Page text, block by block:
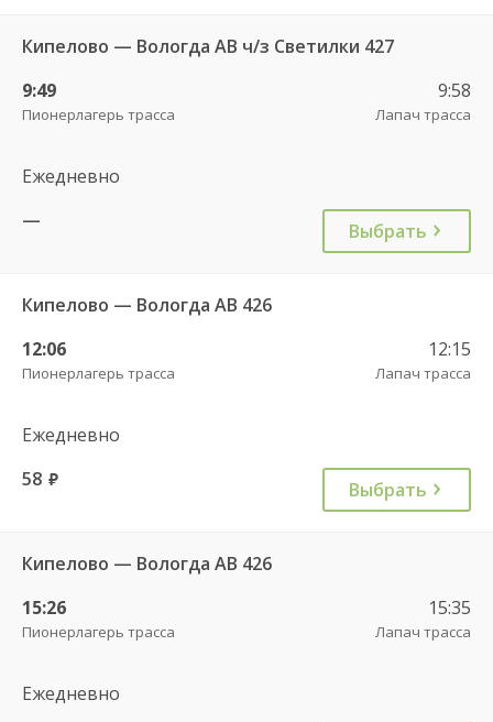
Кипелово — Вологда АВ ч/з Светилки 427
9:49
Пионерлагерь трасса
9:58
Лапач трасса
Ежедневно
—
Выбрать
Кипелово — Вологда АВ 426
12:06
Пионерлагерь трасса
12:15
Лапач трасса
Ежедневно
58 руб. Выбрать
Кипелово — Вологда АВ 426
15:26
Пионерлагерь трасса
15:35
Лапач трасса
Ежедневно